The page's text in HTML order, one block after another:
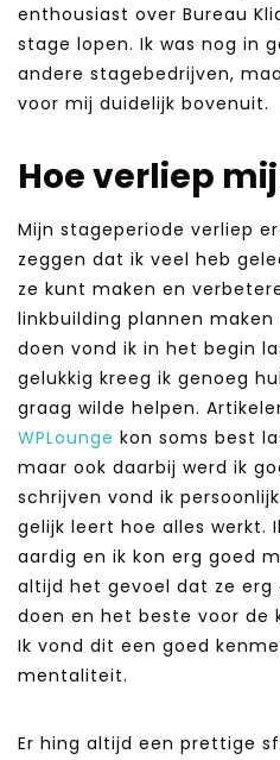
enthousiast over Bureau
stage lopen. Ik was nog in
andere stagebedrijven,
voor mij duidelijk bovenuit.
Hoe verliep
Mijn stageperiode verliep
zeggen dat ik veel heb
ze kunt maken en
linkbuilding plannen
doen vond ik in het begin
gelukkig kreeg ik genoeg
graag wilde helpen.
WPLounge kon soms best
maar ook daarbij werd ik
schrijven vond ik
gelijk leert hoe alles werkt.
aardig en ik kon erg goed
altijd het gevoel dat ze erg
doen en het beste voor de
Ik vond dit een goed
mentaliteit.
Er hing altijd een prettige